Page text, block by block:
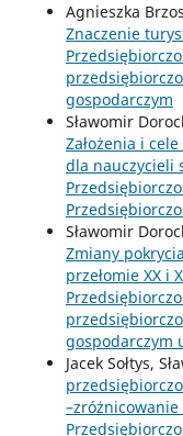
Agnieszka
Znaczenie
gospodarczym
Sławomir
Założenia i
dla nauczycieli
Sławomir
Zmiany
przełomie XX i
gospodarczym
Jacek Sołtys,